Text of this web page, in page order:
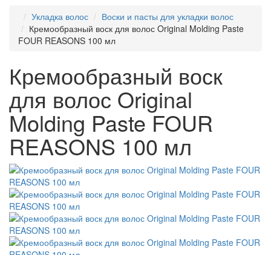
Укладка волос
Воски и пасты для укладки волос
Кремообразный воск для волос Original Molding Paste
FOUR REASONS 100 мл
Кремообразный воск
для волос Original
Molding Paste FOUR
REASONS 100 мл